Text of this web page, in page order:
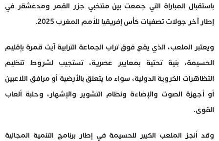
باستقبال المباراة التي جمعت بين منتخبي جزر القمر ومدغشقر في
إطار آخر جولات تصفيات كأس إفريقيا للأمم المغرب 2025.
ويعتبر الملعب، الذي يقع فوق تراب الجماعة الترابية آيت قمرة بإقليم
الحسيمة، بنية تحتية بمعايير عصرية، تستجيب لشروط تنظيم
التظاهرات الكروية الدولية، سواء ما يتعلق بالأرضية أو مرافق اللاعبين
أو أجهزة الصوت والإضاءة ونظام التشوير والإشهار، وحلبة ألعاب
القوى.
وقد أنجز الملعب الكبير للحسيمة في إطار برنامج التنمية المجالية